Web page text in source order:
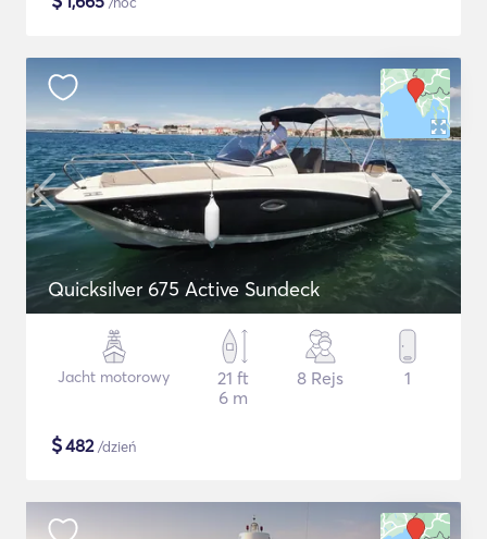
Quicksilver 675 Active Sundeck
Jacht motorowy
21 ft
6 m
8 Rejs 1
$482/dzień